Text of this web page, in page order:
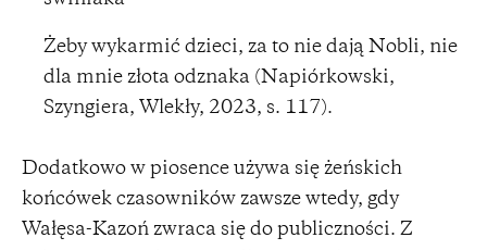
Żeby wykarmić dzieci, za to nie dają Nobli, nie
dla mnie złota odznaka (Napiórkowski,
Szyngiera, Wlekły, 2023, s. 117).
Dodatkowo w piosence używa się żeńskich
końcówek czasowników zawsze wtedy, gdy
Wałęsa-Kazoń zwraca się do publiczności. Z